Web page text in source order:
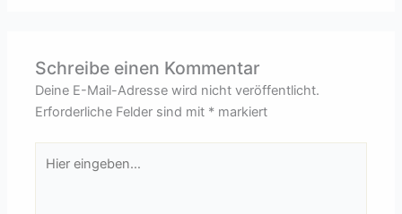
Schreibe einen Kommentar
Deine E-Mail-Adresse wird nicht veröffentlicht.
Erforderliche Felder sind mit * markiert
eingeben…